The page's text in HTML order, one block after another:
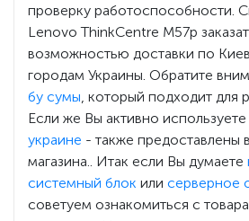
проверку работоспособности.
Lenovo ThinkCentre M57p
возможностью доставки по
городам Украины. Обратите
бу сумы , который подходит для
Если же Вы активно используете
украине - также предоставлены
магазина.. Итак если Вы думаете
системный блок или серверное
советуем ознакомиться с